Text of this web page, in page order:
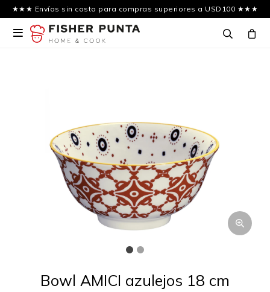
★★★ Envíos sin costo para compras superiores a USD100 ★★★

Bowl AMICI azulejos 18 cm